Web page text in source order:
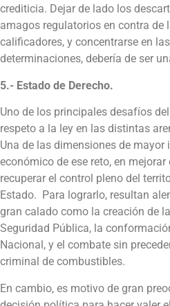
crediticia. Dejar de lado los
amagos regulatorios en contra de
calificadores, y concentrarse en
determinaciones, debería de ser
5.- Estado de Derecho.
Uno de los principales desafíos
respeto a la ley en las distintas
Una de las dimensiones de
económico de ese reto, en
recuperar el control pleno del
Estado. Para lograrlo, resultan
gran calado como la creación de
Seguridad Pública, la
Nacional, y el combate sin
criminal de combustibles.
En cambio, es motivo de gran